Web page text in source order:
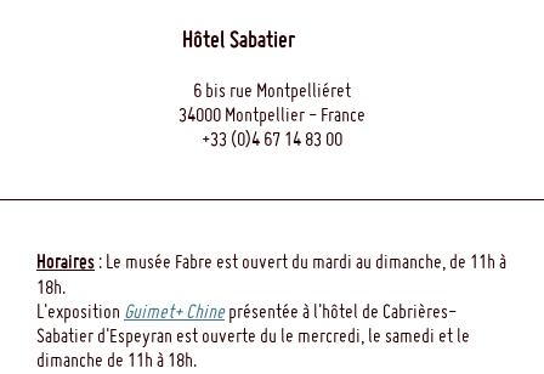
Hôtel Sabatier
6 bis rue Montpelliéret
34000 Montpellier - France
+33 (0)4 67 14 83 00
Horaires : Le musée Fabre est ouvert du mardi au dimanche, de 11h à
18h.
L'exposition Guimet+ Chineprésentée à l'hôtel de Cabrières-
Sabatier d'Espeyran est ouverte du le mercredi, le samedi et le
dimanche de 11h à 18h.